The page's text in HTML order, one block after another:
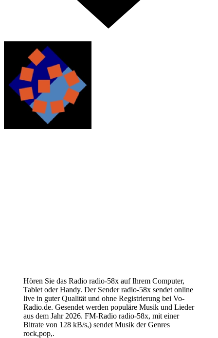
Hören Sie das Radio radio-58x auf Ihrem Computer,
Tablet oder Handy. Der Sender radio-58x sendet online
live in guter Qualität und ohne Registrierung bei Vo-
Radio.de. Gesendet werden populäre Musik und Lieder
aus dem Jahr 2026. FM-Radio radio-58x, mit einer
Bitrate von 128 kB/s,) sendet Musik der Genres
rock,pop,.